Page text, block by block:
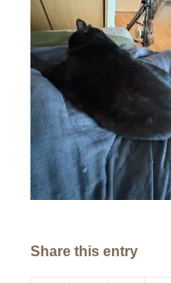
Share this entry